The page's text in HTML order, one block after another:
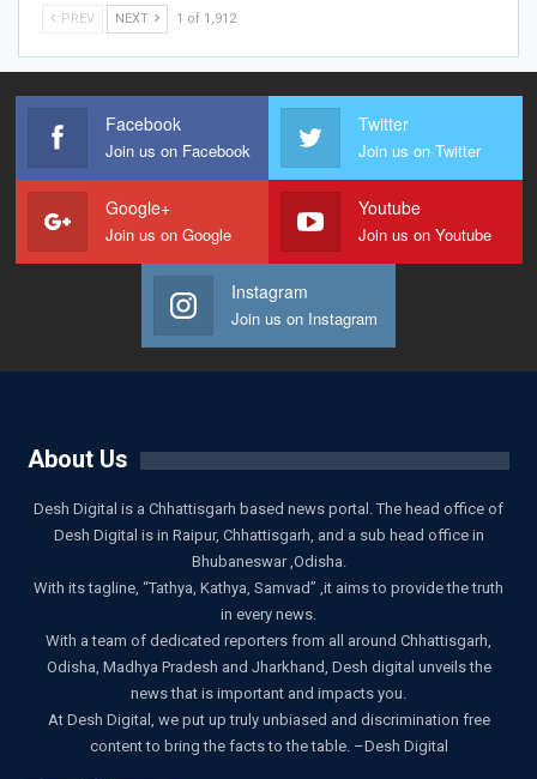
PREV NEXT 1 of 1,912
Facebook
Join us on Facebook
Twitter
Join us on Twitter
Google+
Join us on Google
Youtube
Join us on Youtube
Instagram
Join us on Instagram
About Us
Desh Digital is a Chhattisgarh based news portal. The head office of
Desh Digital is in Raipur, Chhattisgarh, and a sub head office in
Bhubaneswar ,Odisha.
With its tagline, “Tathya, Kathya, Samvad” ,it aims to provide the truth
in every news.
With a team of dedicated reporters from all around Chhattisgarh,
Odisha, Madhya Pradesh and Jharkhand, Desh digital unveils the
news that is important and impacts you.
At Desh Digital, we put up truly unbiased and discrimination free
content to bring the facts to the table. –Desh Digital